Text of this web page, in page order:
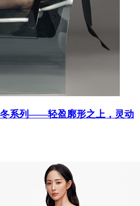
系列——轻盈廓形之上，灵动